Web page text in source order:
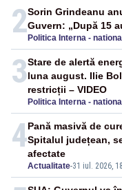
financiare
2 Politica Interna -
Sorin Grindeanu
Guvern: „După 15
3
Politica Interna -
Stare de alertă
luna august. Ilie
restricții – VIDEO
4
Actualitate-31 iul. 2026,
Pană masivă de
Spitalul județean,
afectate